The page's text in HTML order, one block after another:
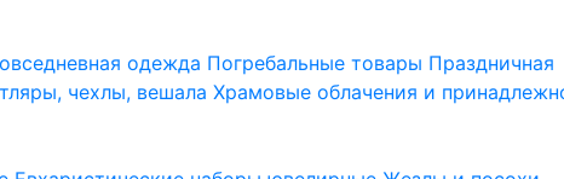
одежда Погребальные товары Праздничная
чехлы, вешалаХрамовые облачения и